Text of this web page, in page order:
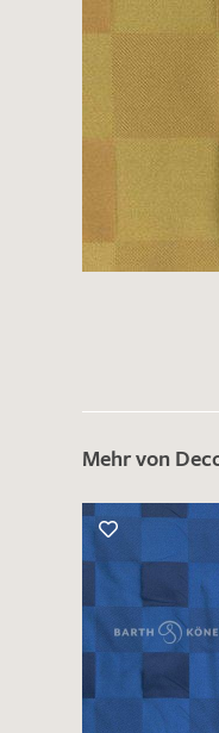
Es
Sie
Mehr von